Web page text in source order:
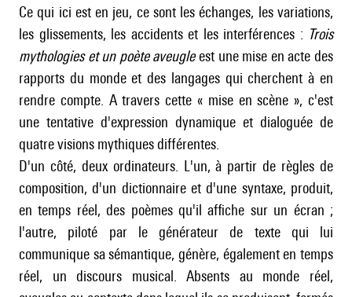
Ce qui ici est en jeu, ce sont les échanges, les variations,
les glissements, les accidents et les interférences : Trois
mythologies et un poète aveugleest une mise en acte des
rapports du monde et des langages qui cherchent à en
rendre compte. A travers cette « mise en scène », c'est
une tentative d'expression dynamique et dialoguée de
quatre visions mythiques différentes.
D'un côté, deux ordinateurs. L'un, à partir de règles de
composition, d'un dictionnaire et d'une syntaxe, produit,
en temps réel, des poèmes qu'il affiche sur un écran ;
l'autre, piloté par le générateur de texte qui lui
communique sa sémantique, génère, également en temps
réel, un discours musical. Absents au monde réel,